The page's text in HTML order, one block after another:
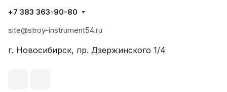
+7 383 363-90-80
site@stroy-instrument54.ru
г. Новосибирск, пр. Дзержинского 1/4